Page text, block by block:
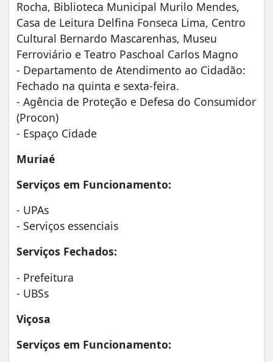
Rocha, Biblioteca Municipal Murilo Mendes,
Casa de Leitura Delfina Fonseca Lima, Centro
Cultural Bernardo Mascarenhas, Museu
Ferroviário e Teatro Paschoal Carlos Magno
- Departamento de Atendimento ao Cidadão:
Fechado na quinta e sexta-feira.
- Agência de Proteção e Defesa do Consumidor
(Procon)
- Espaço Cidade
Muriaé
Serviços em Funcionamento:
- UPAs
- Serviços essenciais
Serviços Fechados:
- Prefeitura
- UBSs
Viçosa
Serviços em Funcionamento: